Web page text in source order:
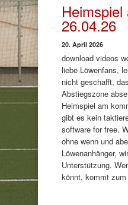
Heimspiel
26.04.26
20. April 2026
download videos
liebe Löwenfans,
nicht geschafft,
Abstiegszone
Heimspiel am
gibt es kein
software for free.
ohne wenn und
Löwenanhänger,
Unterstützung.
könnt, kommt